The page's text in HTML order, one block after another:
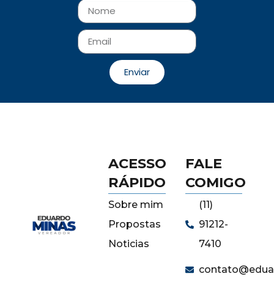
Enviar
ACESSO
RÁPIDO
Sobre mim
Propostas
Noticias
FALE
COMIGO
(11)
91212-
7410